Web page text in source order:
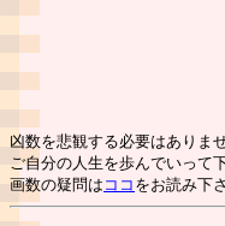
凶数を悲観する必要はありま
ご自分の人生を歩んでいって下
画数の疑問は ココ をお読み下